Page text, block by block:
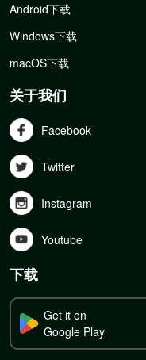
Android下载
Windows下载
macOS下载
关于我们
Facebook
Twitter
Instagram
Youtube
下载
Get it on
Google Play